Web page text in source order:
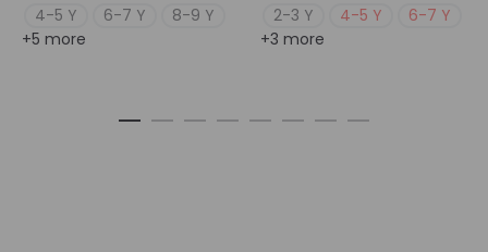
4-5 Y
6-7 Y
8-9 Y
+5 more
2-3 Y
4-5 Y
6-7 Y
+3 more